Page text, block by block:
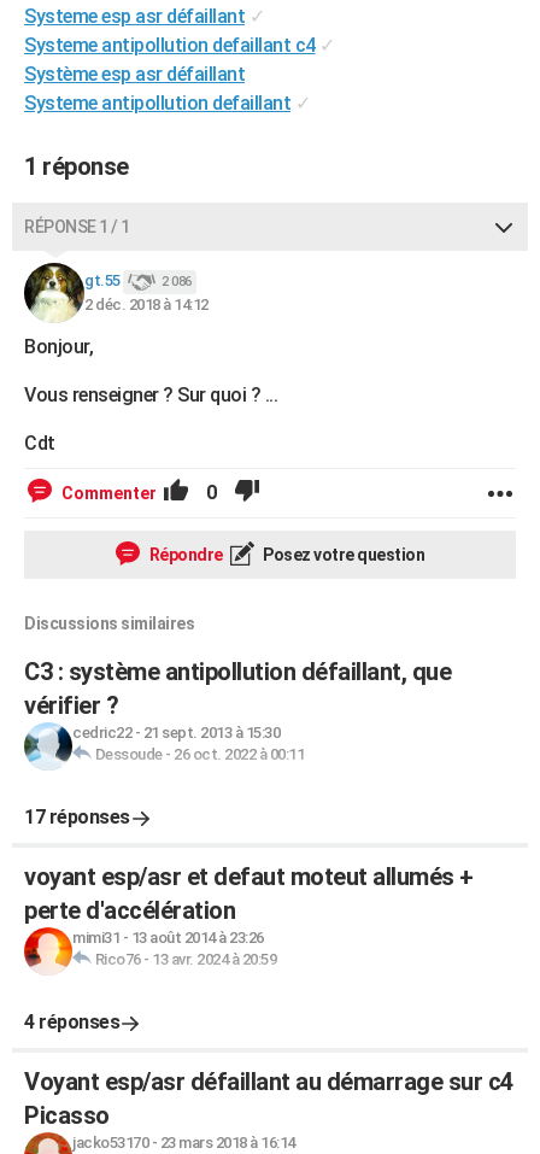
BONS PLANS
CARTE DE VOEUX
Dictionnaire
Biographies
Citations
Expressions
Proverbes
PROGRAMME TV
COPAINS D'AVANT
S'inscrire
Se connecter
Lycées
Collèges
Primaires
Universités
Entreprises
Service militaire
Avis de recherche
AVIS DE DÉCÈS
Systeme esp asr défaillant ✓
Systeme antipollution defaillant c4 ✓
Système esp asr défaillant
Systeme antipollution defaillant ✓
1 réponse
RÉPONSE 1 / 1
gt.55 2 086
2 déc. 2018 à 14:12
Bonjour,
Vous renseigner ? Sur quoi ? ...
Cdt
Commenter 0
Répondre Posez votre question
Discussions similaires
C3 : système antipollution défaillant, que
vérifier ?
cedric22- 21 sept. 2013 à 15:30
Dessoude- 26 oct. 2022 à 00:11
17 réponses
voyant esp/asr et defaut moteut allumés +
perte d'accélération
mimi31 - 13 août 2014 à 23:26
Rico76- 13 avr. 2024 à 20:59
4 réponses
Voyant esp/asr défaillant au démarrage sur c4
Picasso
jacko53170- 23 mars 2018 à 16:14